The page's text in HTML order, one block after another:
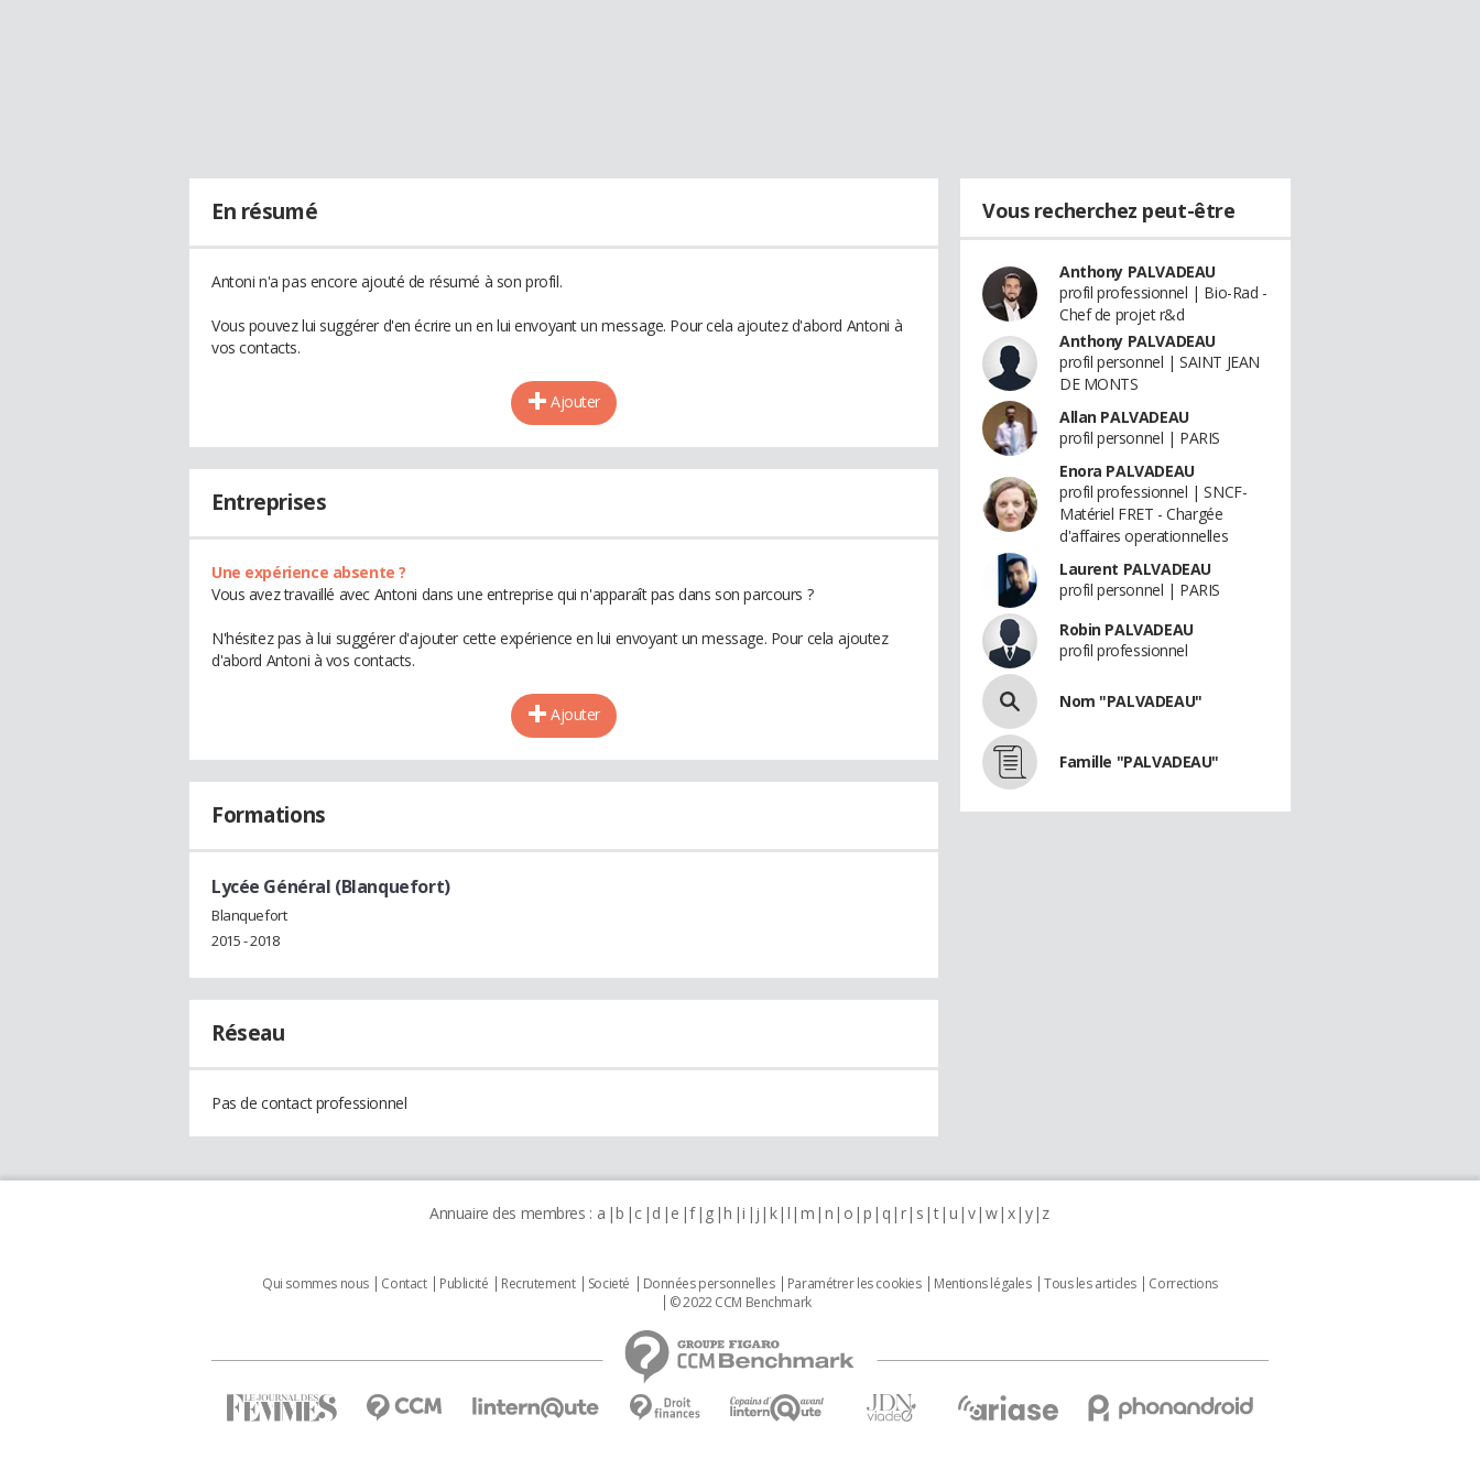
En résumé
Antoni n'a pas encore ajouté de résumé à son profil.
Vous pouvez lui suggérer d'en écrire un en lui envoyant un message. Pour cela ajoutez d'abord Antoni à
vos contacts.
Ajouter
Entreprises
Une expérience absente ?
Vous avez travaillé avec Antoni dans une entreprise qui n'apparaît pas dans son parcours ?
N'hésitez pas à lui suggérer d'ajouter cette expérience en lui envoyant un message. Pour cela ajoutez
d'abord Antoni à vos contacts.
Ajouter
Formations
Lycée Général (Blanquefort)
Blanquefort
2015 - 2018
Réseau
Pas de contact professionnel
Vous recherchez peut-être
Anthony PALVADEAU
profil professionnel | Bio-Rad -
Chef de projet r&d
Anthony PALVADEAU
profil personnel | SAINT JEAN
DE MONTS
Allan PALVADEAU
profil personnel | PARIS
Enora PALVADEAU
profil professionnel | SNCF-
Matériel FRET - Chargée
d'affaires operationnelles
Laurent PALVADEAU
profil personnel | PARIS
Robin PALVADEAU
profil professionnel
Nom "PALVADEAU"
Famille "PALVADEAU"
Annuaire des membres : a b c d e f g h i j k l m n o p q r s t u v w x y z
Qui sommes nous Contact Publicité Recrutement Societé Données personnelles Paramétrer les cookies Mentions légales Tous les articles
Corrections
© 2022 CCM Benchmark